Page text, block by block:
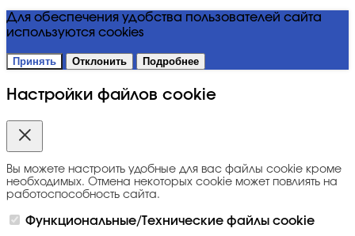
Для обеспечения удобства пользователей сайта
используются cookies
Принять Отклонить Подробнее
Настройки файлов cookie
Вы можете настроить удобные для вас файлы cookie кроме
необходимых. Отмена некоторых cookie может повлиять на
работоспособность сайта.
Функциональные/Технические файлы cookie